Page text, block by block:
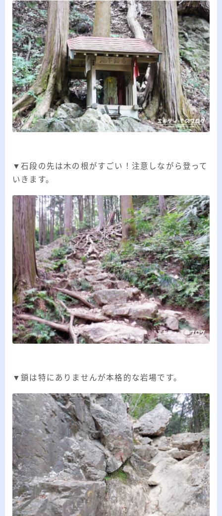
▼石段の先は木の根がすごい！注意しながら登って
いきます。
▼鎖は特にありませんが本格的な岩場です。